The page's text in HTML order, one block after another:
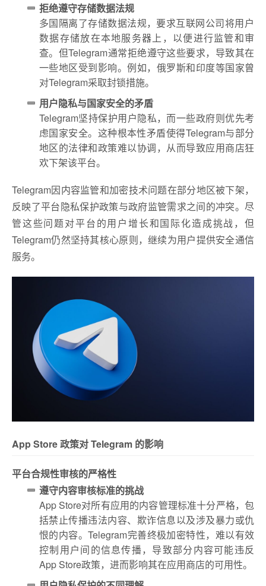
拒绝遵守存储数据法规
多国隔离了存储数据法规，要求互联网公司将用户
数据存储放在本地服务器上，以便进行监管和审
查。但Telegram通常拒绝遵守这些要求，导致其在
一些地区受到影响。例如，俄罗斯和印度等国家曾
对Telegram采取封锁措施。
用户隐私与国家安全的矛盾
Telegram坚持保护用户隐私，而一些政府则优先考
虑国家安全。这种根本性矛盾使得Telegram与部分
地区的法律和政策难以协调，从而导致应用商店狂
欢下架该平台。
Telegram因内容监管和加密技术问题在部分地区被下架，
反映了平台隐私保护政策与政府监管需求之间的冲突。尽
管这些问题对平台的用户增长和国际化造成挑战，但
Telegram仍然坚持其核心原则，继续为用户提供安全通信
服务。
App Store 政策对 Telegram 的影响
平台合规性审核的严格性
遵守内容审核标准的挑战
App Store对所有应用的内容管理标准十分严格，包
括禁止传播违法内容、欺诈信息以及涉及暴力或仇
恨的内容。Telegram完善终极加密特性，难以有效
控制用户间的信息传播，导致部分内容可能违反
App Store政策，进而影响其在应用商店的可用性。